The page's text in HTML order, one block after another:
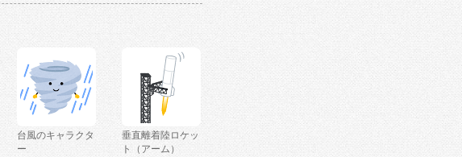
台風のキャラクタ
ー
垂直離着陸ロケッ
ト（アーム）